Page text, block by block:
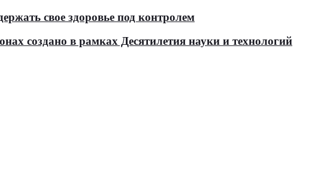
свое здоровье под контролем
создано в рамках Десятилетия науки и технологий